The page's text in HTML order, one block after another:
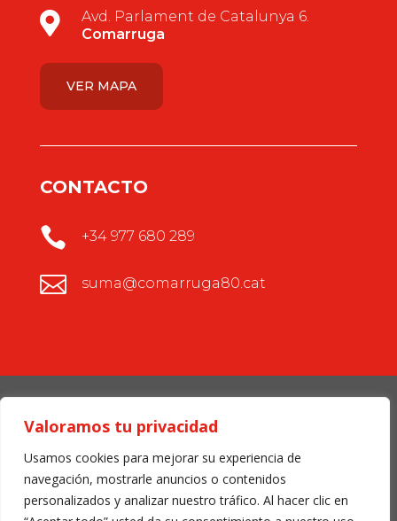
Valoramos tu privacidad
Usamos cookies para mejorar su experiencia de
navegación, mostrarle anuncios o contenidos
personalizados y analizar nuestro tráfico. Al hacer clic en

Avd. Parlament de Catalunya 6.
Comarruga
VER MAPA
CONTACTO
 +34 977 680 289
 suma@comarruga80.cat
Política de privacidad
Política de cookies
Copyright © 2020 Comarruga80 SUMA Supermercats